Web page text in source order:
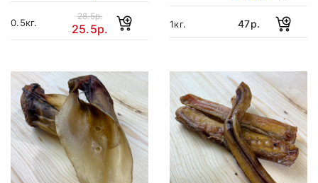
0.5кг.
28.5р.
25.5р. 1кг. 47р.